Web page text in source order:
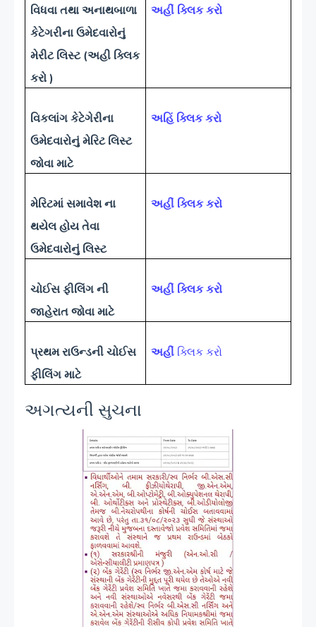
વિધવા તથા અનાથબાળા
કેટેગરીના ઉમેદવારોનું
મેરીટ લિસ્ટ (અહી ક્લિક
કરો )
અહીં ક્લિક કરો
વિકલાંગ કેટેગેરીના
ઉમેદવારોનું મેરિટ લિસ્ટ
જોવા માટે
અહિં ક્લિક કરો
મેરિટમાં સમાવેશ ના
થયેલ હોય તેવા
ઉમેદવારોનું લિસ્ટ
અહીં ક્લિક કરો
ચોઈસ ફીલિંગ ની
જાહેરાત જોવા માટે
અહીં ક્લિક કરો
પ્રથમ રાઉન્ડની ચોઈસ
ફીલિંગ માટે
અહીં ક્લિક કરો
અગત્યની સુચના